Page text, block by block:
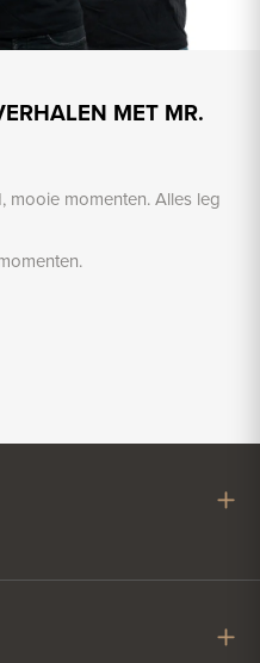
MET MR.
mooie momenten. Alles leg